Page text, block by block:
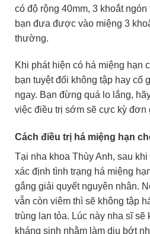
có độ rộng 40mm, 3 khoắt
bạn đưa được vào miệng 3
thường.
Khi phát hiện có há miệng hạn
bạn tuyệt đối không tập hay cố
ngay. Bạn đừng quá lo lắng,
việc điều trị sớm sẽ cực kỳ đơn
Cách điều trị há miệng hạn
Tại nha khoa Thùy Anh, sau
xác định tình trạng há miệng
gắng giải quyết nguyên nhân.
vẫn còn viêm thì sẽ không tập
trùng lan tỏa. Lúc này nha sĩ sẽ
kháng sinh nhằm làm dịu bớt